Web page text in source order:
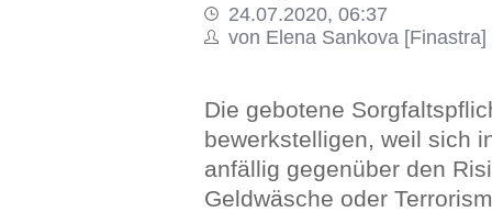
24.07.2020, 06:37
von Elena Sankova [Finastra]
Die gebotene
bewerkstelligen, weil sich
anfällig gegenüber den
Geldwäsche oder